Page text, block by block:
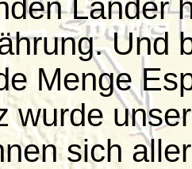
Länder
Und
Menge
wurde
sich